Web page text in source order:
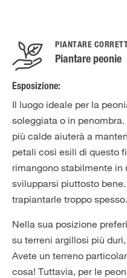
PIANTARE
Piantare peonie
Esposizione:
Il luogo ideale per la
soleggiata o in penombra.
più calde aiuterà a
petali così esili di questo
rimangono stabilmente in
svilupparsi piuttosto
trapiantarle troppo spesso.
Nella sua posizione
su terreni argillosi più
Avete un terreno
cosa! Tuttavia, per le